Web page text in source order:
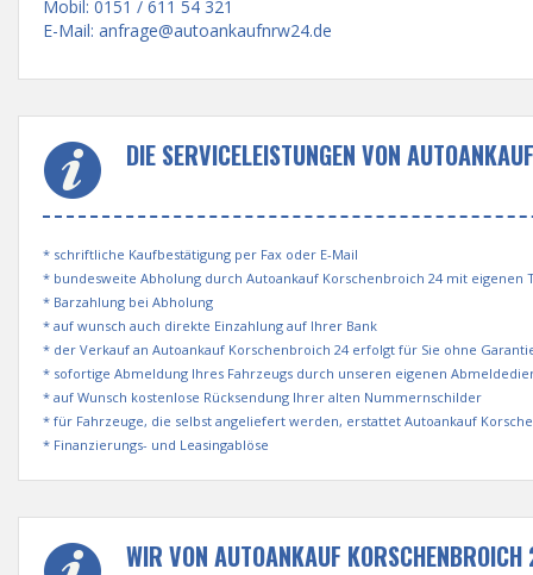
Mobil: 0151 / 611 54 321
E-Mail: anfrage@autoankaufnrw24.de
DIE SERVICELEISTUNGEN VON
* schriftliche Kaufbestätigung per Fax oder E-Mail
* bundesweite Abholung durch Autoankauf Korschenbroich 24 mit
* Barzahlung bei Abholung
* auf wunsch auch direkte Einzahlung auf Ihrer Bank
* der Verkauf an Autoankauf Korschenbroich 24 erfolgt für Sie ohne
* sofortige Abmeldung Ihres Fahrzeugs durch unseren eigenen
* auf Wunsch kostenlose Rücksendung Ihrer alten Nummernschilder
* für Fahrzeuge, die selbst angeliefert werden, erstattet Autoankauf
* Finanzierungs- und Leasingablöse
WIR VON AUTOANKAUF